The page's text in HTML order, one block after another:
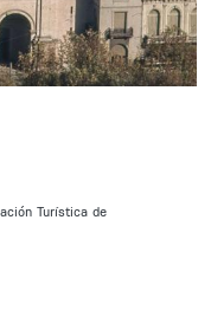
Turística de